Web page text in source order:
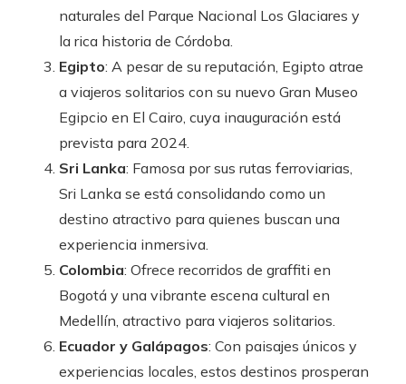
naturales del Parque Nacional Los Glaciares y
la rica historia de Córdoba.
Egipto: A pesar de su reputación, Egipto atrae
a viajeros solitarios con su nuevo Gran Museo
Egipcio en El Cairo, cuya inauguración está
prevista para 2024.
Sri Lanka: Famosa por sus rutas ferroviarias,
Sri Lanka se está consolidando como un
destino atractivo para quienes buscan una
experiencia inmersiva.
Colombia: Ofrece recorridos de graffiti en
Bogotá y una vibrante escena cultural en
Medellín, atractivo para viajeros solitarios.
Ecuador y Galápagos: Con paisajes únicos y
experiencias locales, estos destinos prosperan